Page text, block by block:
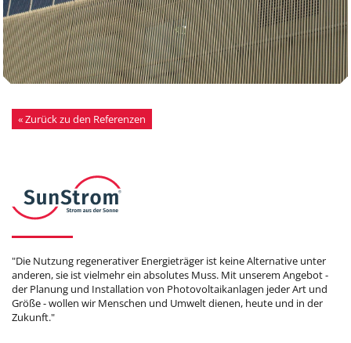
« Zurück zu den Referenzen
"Die Nutzung regenerativer Energieträger ist keine Alternative unter
anderen, sie ist vielmehr ein absolutes Muss. Mit unserem Angebot -
der Planung und Installation von Photovoltaikanlagen jeder Art und
Größe - wollen wir Menschen und Umwelt dienen, heute und in der
Zukunft."